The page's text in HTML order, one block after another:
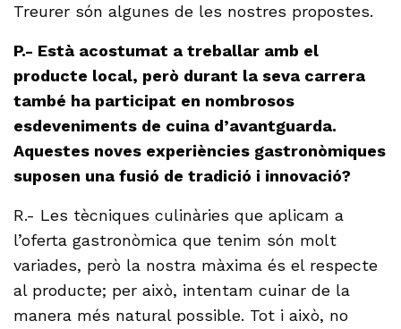
Treurer són algunes de les nostres propostes.
P.- Està acostumat a treballar amb el
producte local, però durant la seva carrera
també ha participat en nombrosos
esdeveniments de cuina d’avantguarda.
Aquestes noves experiències gastronòmiques
suposen una fusió de tradició i innovació?
R.- Les tècniques culinàries que aplicam a
l’oferta gastronòmica que tenim són molt
variades, però la nostra màxima és el respecte
al producte; per això, intentam cuinar de la
manera més natural possible. Tot i això, no